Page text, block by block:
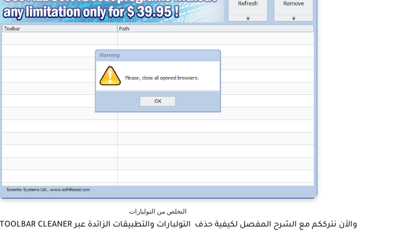
التخلص من التولبارات